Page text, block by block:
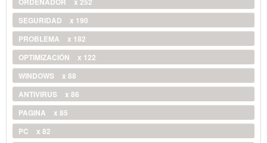
SEGURIDAD
x 190
PROBLEMA
x 182
OPTIMIZACIÓN
x 122
WINDOWS
x 88
ANTIVIRUS
x 86
PAGINA
x 85
PC
x 82